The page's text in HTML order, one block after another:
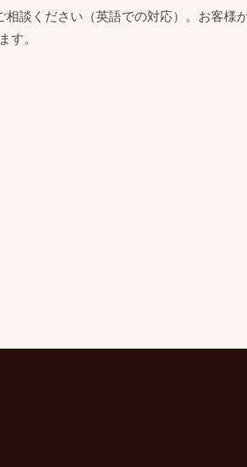
相談ください（英語での対応）。お客様
。